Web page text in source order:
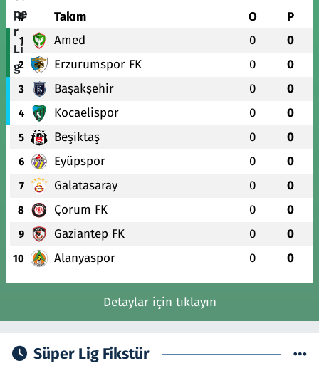
# Takım O P
1 Amed 0 0
2 Erzurumspor FK 0 0
3 Başakşehir 0 0
4 Kocaelispor 0 0
5 Beşiktaş 0 0
6 Eyüpspor 0 0
7 Galatasaray 0 0
8 Çorum FK 0 0
9 Gaziantep FK 0 0
10 Alanyaspor 0 0
Detaylar için tıklayın
Süper Lig Fikstür